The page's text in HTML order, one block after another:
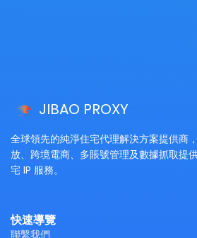
JIBAO PROXY
全球領先的純淨住宅代理解決方案提供商
放、跨境電商、多賬號管理及數據抓取提
宅 IP 服務。
快速導覽
聯繫我們